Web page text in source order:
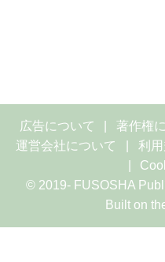
広告について 著作権
運営会社について
利
© 2019- FUSOSHA
Built on